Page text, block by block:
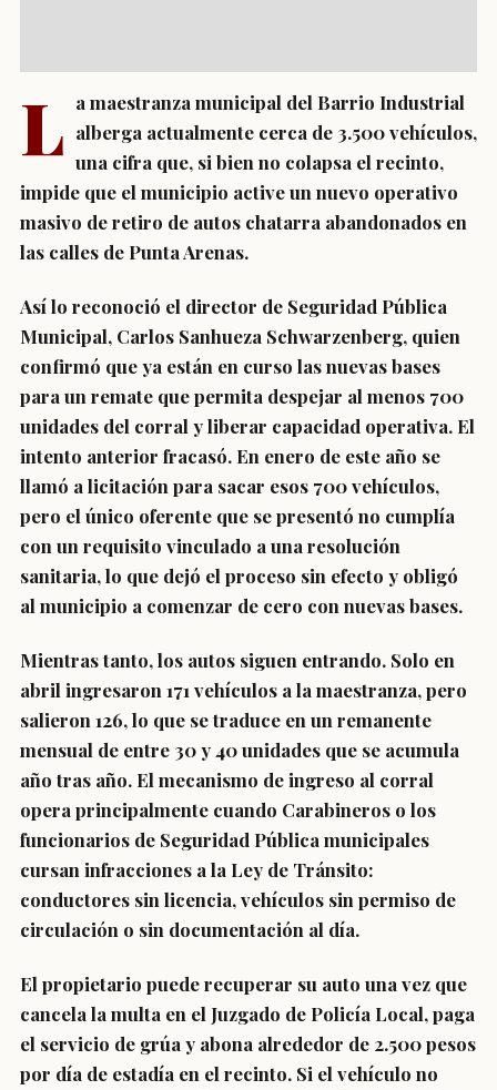
L a maestranza municipal del Barrio Industrial
alberga actualmente cerca de 3.500 vehículos,
una cifra que, si bien no colapsa el recinto,
impide que el municipio active un nuevo operativo
masivo de retiro de autos chatarra abandonados en
las calles de Punta Arenas.
Así lo reconoció el director de Seguridad Pública
Municipal, Carlos Sanhueza Schwarzenberg, quien
confirmó que ya están en curso las nuevas bases
para un remate que permita despejar al menos 700
unidades del corral y liberar capacidad operativa. El
intento anterior fracasó. En enero de este año se
llamó a licitación para sacar esos 700 vehículos,
pero el único oferente que se presentó no cumplía
con un requisito vinculado a una resolución
sanitaria, lo que dejó el proceso sin efecto y obligó
al municipio a comenzar de cero con nuevas bases.
Mientras tanto, los autos siguen entrando. Solo en
abril ingresaron 171 vehículos a la maestranza, pero
salieron 126, lo que se traduce en un remanente
mensual de entre 30 y 40 unidades que se acumula
año tras año. El mecanismo de ingreso al corral
opera principalmente cuando Carabineros o los
funcionarios de Seguridad Pública municipales
cursan infracciones a la Ley de Tránsito:
conductores sin licencia, vehículos sin permiso de
circulación o sin documentación al día.
El propietario puede recuperar su auto una vez que
cancela la multa en el Juzgado de Policía Local, paga
el servicio de grúa y abona alrededor de 2.500 pesos
por día de estadía en el recinto. Si el vehículo no